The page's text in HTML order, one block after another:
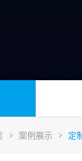
案例展示 定